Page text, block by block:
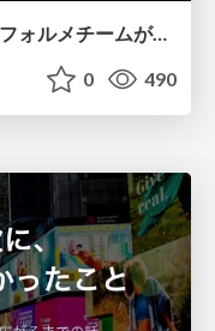
【CEDEC2026】専門性の高いデフォルメチームが挑んだ人材育成戦略 〜Cygames Academiaの企画から実施まで〜
0 490